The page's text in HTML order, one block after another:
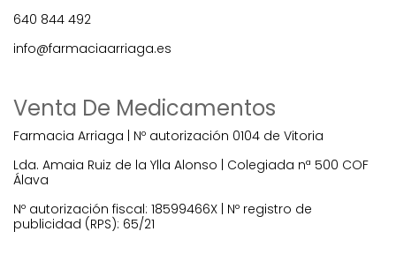
640 844 492
info@farmaciaarriaga.es
Venta De Medicamentos
Farmacia Arriaga | Nº autorización 0104 de Vitoria
Lda. Amaia Ruiz de la Ylla Alonso | Colegiada nª 500 COF
Álava
Nº autorización fiscal: 18599466X | Nº registro de
publicidad (RPS): 65/21